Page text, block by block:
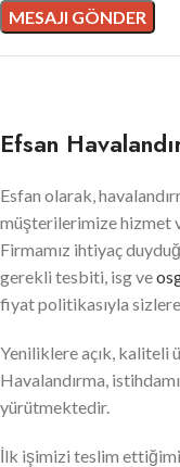
Efsan
Esfan olarak,
müşterilerimize hizmet
Firmamız ihtiyaç
gerekli tesbiti, isg ve
fiyat politikasıyla
Yeniliklere açık, kaliteli
Havalandırma,
yürütmektedir.
İlk işimizi teslim